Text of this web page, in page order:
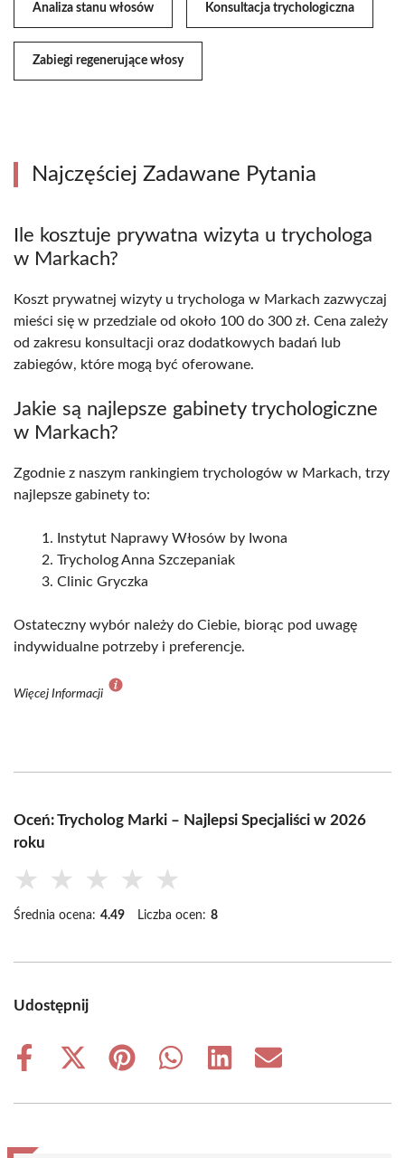
Analiza stanu włosów Konsultacja trychologiczna
Zabiegi regenerujące włosy
Najczęściej Zadawane Pytania
Ile kosztuje prywatna wizyta u trychologa
w Markach?
Koszt prywatnej wizyty u trychologa w Markach zazwyczaj
mieści się w przedziale od około 100 do 300 zł. Cena zależy
od zakresu konsultacji oraz dodatkowych badań lub
zabiegów, które mogą być oferowane.
Jakie są najlepsze gabinety trychologiczne
w Markach?
Zgodnie z naszym rankingiem trychologów w Markach, trzy
najlepsze gabinety to:
Instytut Naprawy Włosów by Iwona
Trycholog Anna Szczepaniak
Clinic Gryczka
Ostateczny wybór należy do Ciebie, biorąc pod uwagę
indywidualne potrzeby i preferencje.
Więcej Informacji
Oceń: Trycholog Marki – Najlepsi Specjaliści w 2026
roku
★ ★ ★ ★ ★
Średnia ocena: 4.49 Liczba ocen: 8
Udostępnij
Share
Share
(Twitter)
Share
Share
Share
Share